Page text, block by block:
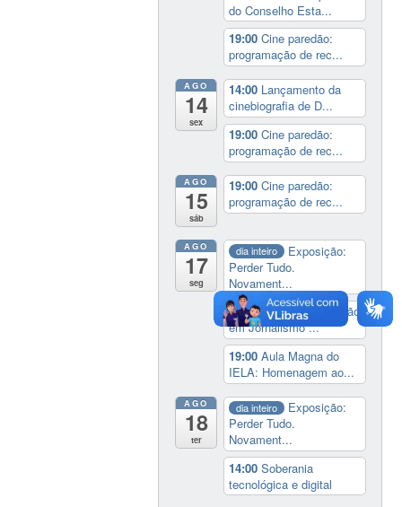
do Conselho Esta...
19:00Cine paredão:
programação de rec...
AGO
14
sex
14:00 Lançamento da
cinebiografia de D...
19:00Cine paredão:
programação de rec...
AGO
15
sáb
19:00Cine paredão:
programação de rec...
AGO
17
seg
dia inteiro
Exposição:
Perder Tudo.
Novament...
16:00 Curso de formação
em Jornalismo ...
19:00Aula Magna do
IELA: Homenagem ao...
AGO
18
ter
dia inteiro
Exposição:
Perder Tudo.
Novament...
14:00Soberania
tecnológica e digital